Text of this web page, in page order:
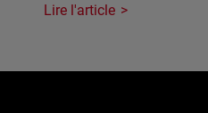
Lire l'article